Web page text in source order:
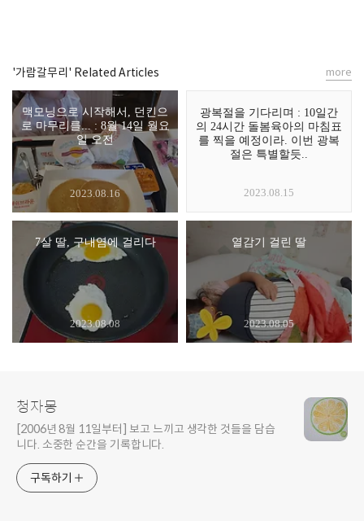
'가람갈무리' Related Articles
맥모닝으로 시작해서, 던킨으
로 마무리를... : 8월 14일 월요
일 오전
2023.08.16
광복절을 기다리며 : 10일간
의 24시간 돌봄육아의 마침표
를 찍을 예정이라. 이번 광복
절은 특별할듯..
2023.08.15
7살 딸, 구내염에 걸리다
2023.08.08
열감기 걸린 딸
2023.08.05
more
청자몽
[2006년 8월 11일부터] 보고 느끼고 생각한 것들을 담습
니다. 소중한 순간을 기록합니다.
구독하기